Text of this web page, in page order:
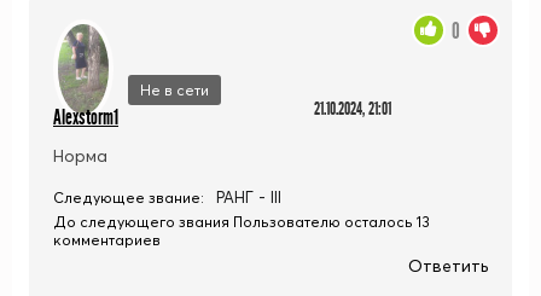
Не в сети
Alexstorm1 21.10.2024, 21:01
Норма
0
Следующее звание: РАНГ - III
До следующего звания Пользователю осталось 13
комментариев
Ответить